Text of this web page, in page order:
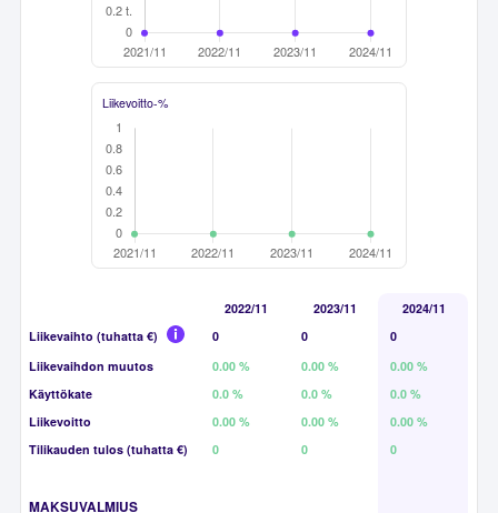
Liikevoitto-%
2022/11 2023/11
2024/11
Liikevaihto (tuhatta €)
0 0
0
Liikevaihdon muutos
0.00 % 0.00 %
0.00 %
Käyttökate
0.0 % 0.0 %
0.0 %
Liikevoitto
0.00 % 0.00 %
0.00 %
Tilikauden tulos (tuhatta €)
0 0 0
MAKSUVALMIUS